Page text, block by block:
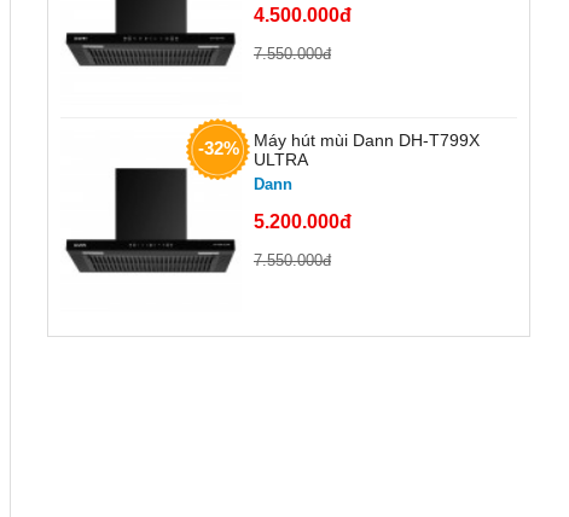
4.500.000đ
7.550.000đ
-32%
Máy hút mùi Dann DH-T799X
ULTRA
Dann
5.200.000đ
7.550.000đ